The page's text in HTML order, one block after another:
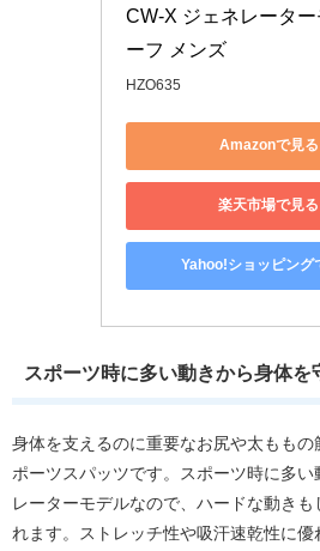
CW-X ジェネレータ
ーフ メンズ
HZO635
Amazonで見る
楽天市場で見る
Yahoo!ショッピング
スポーツ時に多い動きから身体を
身体を支えるのに重要なお尻や太もも
ポーツスパッツです。スポーツ時に多
レーターモデルなので、ハードな動きも
れます。ストレッチ性や吸汗速乾性に